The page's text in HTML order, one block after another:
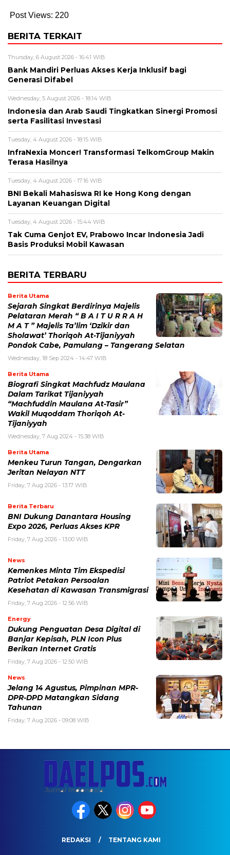
Post Views: 220
BERITA TERKAIT
Thursday, 6 August 2026 - 16:41 WIB
Bank Mandiri Perluas Akses Kerja Inklusif bagi
Generasi Difabel
Wednesday, 5 August 2026 - 18:14 WIB
Indonesia dan Arab Saudi Tingkatkan Sinergi Promosi
serta Fasilitasi Investasi
Tuesday, 4 August 2026 - 18:15 WIB
InfraNexia Moncer! Transformasi TelkomGroup Makin
Terasa Hasilnya
Tuesday, 4 August 2026 - 17:16 WIB
BNI Bekali Mahasiswa RI ke Hong Kong dengan
Layanan Keuangan Digital
Tuesday, 4 August 2026 - 15:44 WIB
Tak Cuma Genjot EV, Prabowo Incar Indonesia Jadi
Basis Produksi Mobil Kawasan
BERITA TERBARU
Berita Utama
Sejarah Singkat Berdirinya Majelis
Pelataran Merah “ B A I T U R R A H
M A T ” Majelis Ta’lim ‘Dzikir dan
Sholawat’ Thoriqoh At-Tijaniyyah
Pondok Cabe, Pamulang – Tangerang Selatan
Wednesday, 18 Sep 2024 - 14:47 WIB
Berita Utama
Biografi Singkat Machfudz Maulana
Dalam Tarikat Tijaniyyah
“Machfuddin Maulana At-Tasir”
Wakil Muqoddam Thoriqoh At-
Tijaniyyah
Wednesday, 7 Aug 2024 - 15:38 WIB
Berita Utama
Menkeu Turun Tangan, Dengarkan
Jeritan Nelayan NTT
Friday, 7 Aug 2026 - 13:17 WIB
Berita Terbaru
BNI Dukung Danantara Housing
Expo 2026, Perluas Akses KPR
Friday, 7 Aug 2026 - 13:00 WIB
News
Kemenkes Minta Tim Ekspedisi
Patriot Petakan Persoalan
Kesehatan di Kawasan Transmigrasi
Friday, 7 Aug 2026 - 12:56 WIB
Energy
Dukung Penguatan Desa Digital di
Banjar Kepisah, PLN Icon Plus
Berikan Internet Gratis
Friday, 7 Aug 2026 - 12:50 WIB
News
Jelang 14 Agustus, Pimpinan MPR-
DPR-DPD Matangkan Sidang
Tahunan
Friday, 7 Aug 2026 - 09:08 WIB
REDAKSI TENTANG KAMI